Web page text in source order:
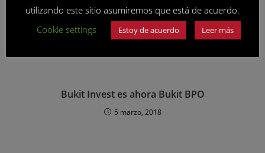
La historia de Bukit BPO
8 febrero, 2018
Bukit Invest es ahora Bukit BPO
5 marzo, 2018
utilizando este sitio asumiremos que está de acuerdo.
Cookie settings
Estoy de acuerdo Leer más